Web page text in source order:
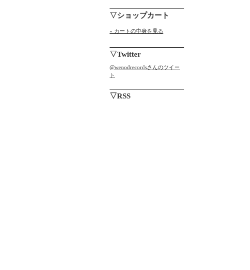
▽ショップカート
» カートの中身を見る
▽Twitter
@wenodrecordsさんのツイー
ト
▽RSS